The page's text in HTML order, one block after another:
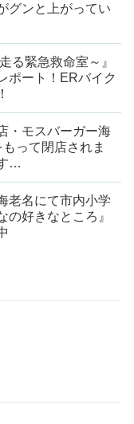
グンと上がってい
る緊急救命室～』
ポート！ERバイク
・モスバーガー海
って閉店されま
…
老名にて市内小学
の好きなところ』